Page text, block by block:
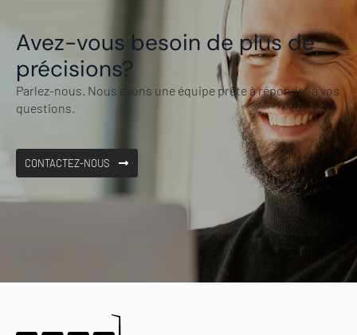
Avez-vous besoin de plus de
précisions?
Parlez-nous. Nous avons une équipe prête à répondre à vos
questions.
CONTACTEZ-NOUS